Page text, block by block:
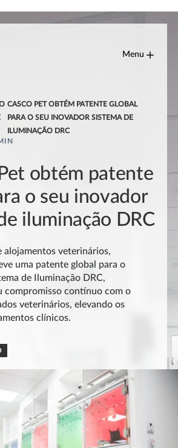
Menu
CASCO PET OBTÉM PATENTE GLOBAL
PARA O SEU INOVADOR SISTEMA DE
ILUMINAÇÃO DRC
obtém patente
o seu inovador
iluminação DRC
alojamentos veterinários,
uma patente global para o
de Iluminação DRC,
compromisso contínuo com o
veterinários, elevando os
clínicos.